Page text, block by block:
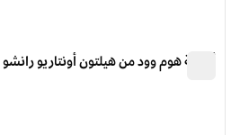
أجنحة هوم وود من هيلتون أونتاريو رانشو